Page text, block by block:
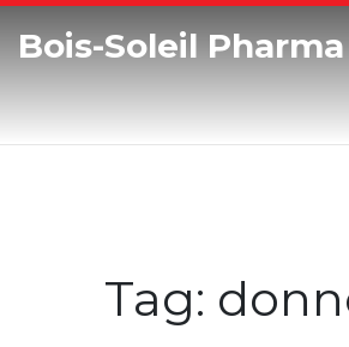
Bois-Soleil Pharma
Tag: